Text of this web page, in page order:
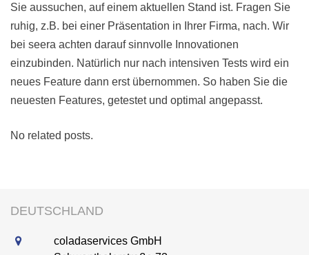
Sie aussuchen, auf einem aktuellen Stand ist. Fragen Sie
ruhig, z.B. bei einer Präsentation in Ihrer Firma, nach. Wir
bei seera achten darauf sinnvolle Innovationen
einzubinden. Natürlich nur nach intensiven Tests wird ein
neues Feature dann erst übernommen. So haben Sie die
neuesten Features, getestet und optimal angepasst.
No related posts.
DEUTSCHLAND
coladaservices GmbH